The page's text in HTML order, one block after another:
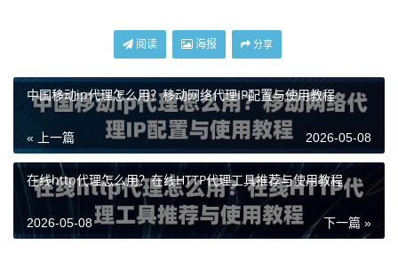
数据采集与市场调研
：平稳、大量地获取公开网络信
业务自动化与测试：模拟不同地域的移动端用户行为，
测试应用或服务的兼容性。
账号管理 ：为多个账号提供独立的网络环境，避免关
联。
2026年，如何挑选靠谱的移动代理IP服务？
阅读 海报 分享
中国移动ip代理怎么用？移动网络代理IP配置与使用教程
« 上一篇 2026-05-08
在线http代理怎么用？在线HTTP代理工具推荐与使用教程
下一篇 »
2026-05-08